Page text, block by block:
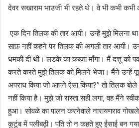
देवर सखाराम भाउजी भी रहते थे। वे भी कभी
एक दिन तिलक की तार आयी। उन्हें मुझे मिलना
साफ़ नहीं कहने पर तिलक की अगली तार आयी।
धमकी दी थी। लडके का कब्ज़ा माँगा। मैं दत्तू को
करते करते मुझे तिलक को मिलने भेजा। मैंने उन्हें
अपराध किया जो आपने ऐसा किया?” तो तिलक
नहीं किया है। मुझे जो रास्ता सही लगा, वह मैंने
हुआ। सोवळे का पालन करनेवाले नारायणराव
कुटुंब में पलीबढ़ी। पति तो न कहते हुए ईसाई बन